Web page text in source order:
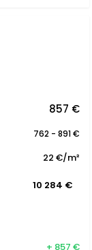
857 €
762 - 891 €
22 €/m²
10 284 €
+ 857 €